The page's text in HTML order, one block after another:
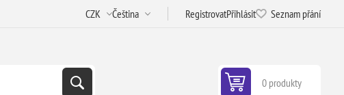
RegistrovatPřihlásit Seznam přání
0 produkty